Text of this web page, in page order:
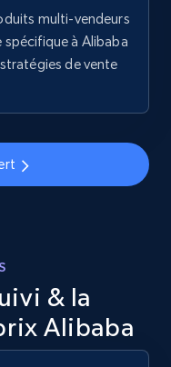
Commencer
Commencer
multi-vendeurs
spécifique à Alibaba
de vente
& la
Alibaba